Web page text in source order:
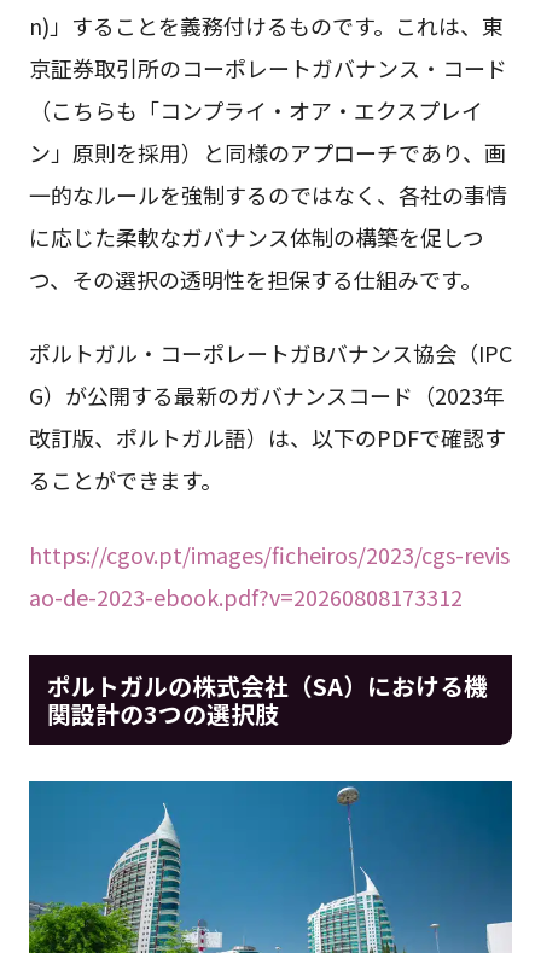
n)」することを義務付けるものです。これは、東
京証券取引所のコーポレートガバナンス・コード
（こちらも「コンプライ・オア・エクスプレイ
ン」原則を採用）と同様のアプローチであり、画
一的なルールを強制するのではなく、各社の事情
に応じた柔軟なガバナンス体制の構築を促しつ
つ、その選択の透明性を担保する仕組みです。
ポルトガル・コーポレートガBバナンス協会（IPC
G）が公開する最新のガバナンスコード（2023年
改訂版、ポルトガル語）は、以下のPDFで確認す
ることができます。
https://cgov.pt/images/ficheiros/2023/cgs-revis
ao-de-2023-ebook.pdf?v=20260808173312
ポルトガルの株式会社（SA）における機
関設計の3つの選択肢